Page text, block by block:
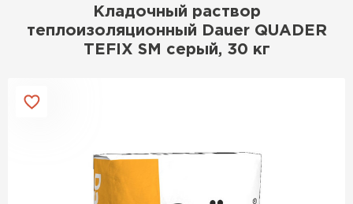
Кладочный раствор
теплоизоляционный Dauer QUADER
TEFIX SM серый, 30 кг
Перейти в каталог
ПЕРЕЙТИ
Газобетон Бонолит
Газобетон Могилевский КСИ